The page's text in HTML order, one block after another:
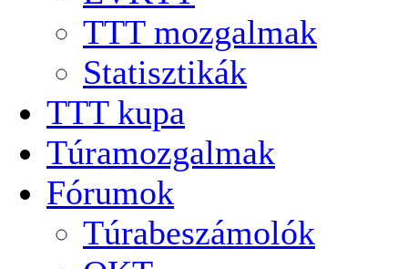
TTT mozgalmak
Statisztikák
TTT kupa
Túramozgalmak
Fórumok
Túrabeszámolók